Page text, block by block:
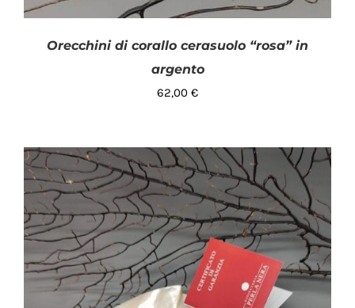
AGGIUNGI AL CARRELLO / DETTAGLI
Orecchini di corallo cerasuolo “rosa” in
argento
62,00 €